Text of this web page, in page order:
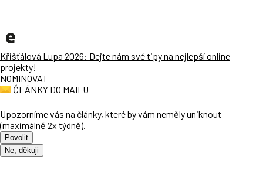
Křišťálová Lupa 2026: Dejte nám své tipy na nejlepší online
projekty!
NOMINOVAT
ČLÁNKY DO MAILU
Upozorníme vás na články, které by vám neměly uniknout
(maximálně 2x týdně).
Povolit
Ne, děkuji